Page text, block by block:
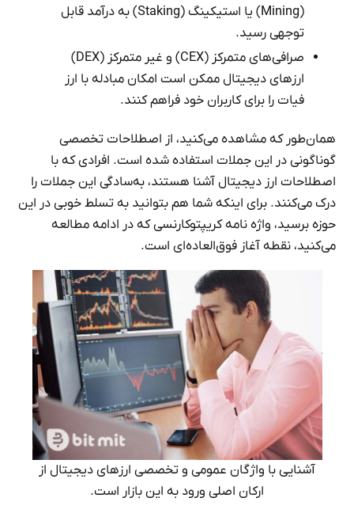
(Mining) یا استیکینگ (Staking) به درآمد قابل‌
توجهی رسید.
صرافی‌های متمرکز (CEX) و غیر متمرکز (DEX)
ارزهای دیجیتال ممکن است امکان مبادله با ارز
فیات را برای کاربران خود فراهم کنند.
همان‌طور که مشاهده می‌کنید، از اصطلاحات تخصصی
گوناگونی در این جملات استفاده شده است. افرادی که با
اصطلاحات ارز دیجیتال آشنا هستند، به‌سادگی این جملات را
درک می‌کنند. برای اینکه شما هم بتوانید به تسلط خوبی در این
حوزه برسید، واژه نامه کریپتوکارنسی که در ادامه مطالعه
می‌کنید، نقطه آغاز فوق‌العاده‌ای است.
آشنایی با واژگان عمومی و تخصصی ارزهای دیجیتال از
ارکان اصلی ورود به این بازار است.